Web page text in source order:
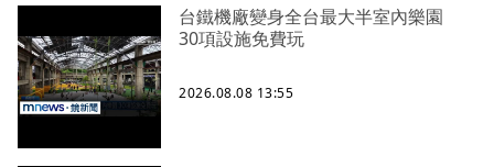
台鐵機廠變身全台最大半室內樂園
30項設施免費玩
2026.08.08 13:55